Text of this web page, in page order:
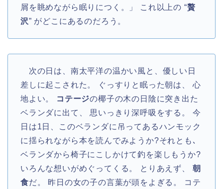
屑を眺めながら眠りにつく。」 これ以上の “贅
沢” がどこにあるのだろう。
次の日は、南太平洋の温かい風と、優しい日
差しに起こされた。 ぐっすりと眠った朝は、 心
地よい。
コテージの椰子の木の日陰に突き出た
ベランダに出て、 思いっきり深呼吸をする。 今
日は1日、このベランダに吊ってあるハンモック
に揺られながら本を読んでみようか?それとも､
ベランダから椅子にこしかけて釣を楽しもうか?
いろんな想いがめぐってくる。 とりあえず、 朝
食だ。 昨日の女の子の言葉が頭をよぎる。 コテ